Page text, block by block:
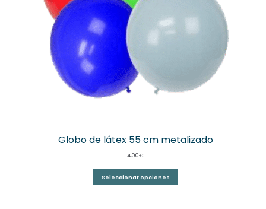
Globo de látex 55 cm metalizado
4,00€
Seleccionar opciones